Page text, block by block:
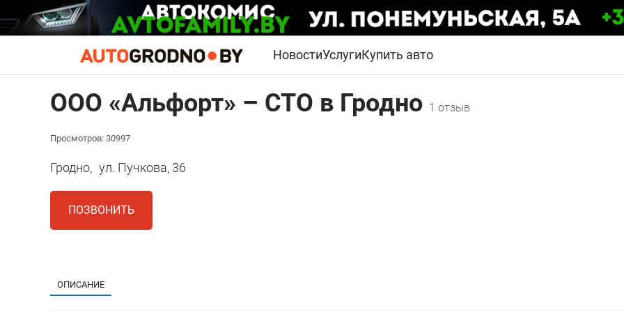
НовостиУслугиКупить авто
ООО «Альфорт» – СТО в Гродно 1 отзыв
Просмотров: 30997
Гродно, ул. Пучкова, 36
ПОЗВОНИТЬ
ОПИСАНИЕ